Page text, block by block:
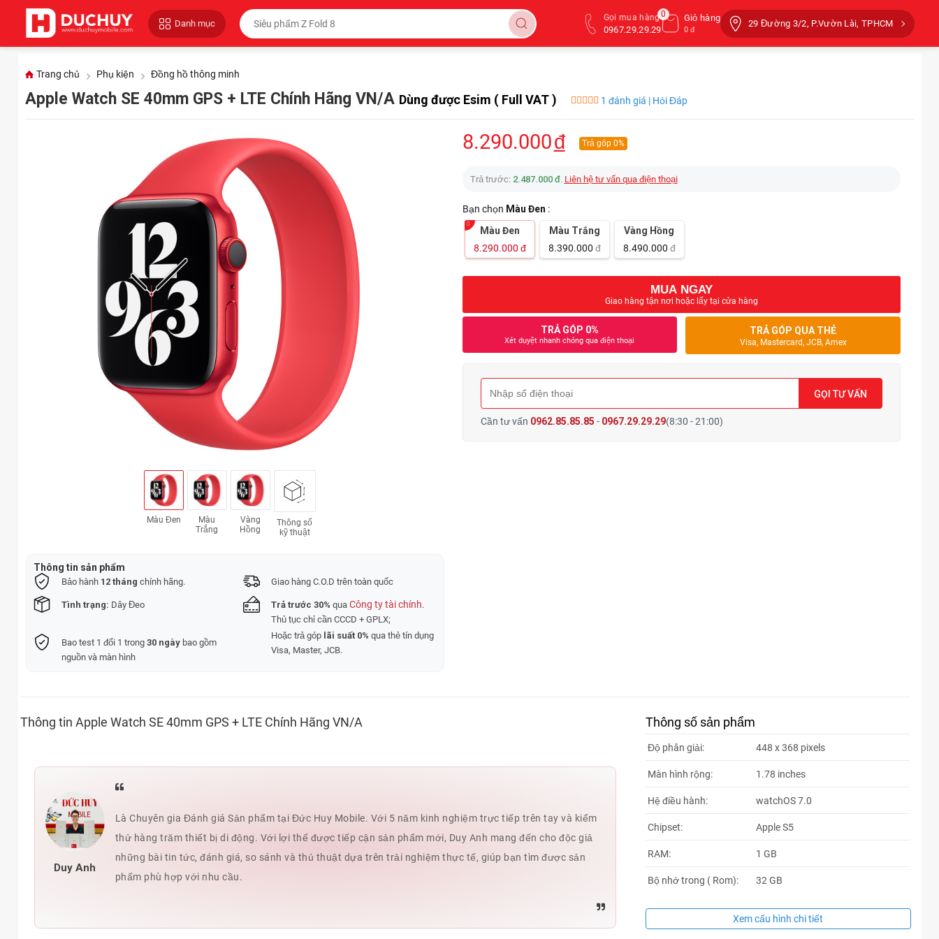
Danh mục
Gọi mua hàng
0967.29.29.29
Giỏ hàng
0 đ
0
29 Đường 3/2, P.Vườn Lài, TPHCM
Trang chủ Phụ kiện Đồng hồ thông minh
Apple Watch SE 40mm GPS + LTE Chính Hãng VN/A Dùng được Esim ( Full VAT ) 1 đánh giá | Hỏi Đáp
Màu Đen
Màu
Trắng
Vàng
Hồng
Thông số
kỹ thuật
Thông tin sản phẩm
Bảo hành12 tháng chính hãng. Giao hàng C.O.D trên toàn quốc
Tình trạng: Dây Đeo Trả trước 30% qua Công ty tài chính.
Thủ tục chỉ cần CCCD + GPLX;
Bao test 1 đổi 1 trong 30 ngàybao gồm
nguồn và màn hình
Hoặc trả góp lãi suất 0% qua thẻ tín dụng
Visa, Master, JCB.
8.290.000đ Trả góp 0%
Trả trước: 2.487.000 đ. Liên hệ tư vấn qua điện thoại
Bạn chọn Màu Đen :
Màu Đen
8.290.000 đ
Màu Trắng
8.390.000 đ
Vàng Hồng
8.490.000 đ
MUA NGAY
Giao hàng tận nơi hoặc lấy tại cửa hàng
TRẢ GÓP 0%
Xét duyệt nhanh chóng qua điện thoại
TRẢ GÓP QUA THẺ
Visa, Mastercard, JCB, Amex
GỌI TƯ VẤN
Cần tư vấn 0962.85.85.85 - 0967.29.29.29(8:30 - 21:00)
Thông tin Apple Watch SE 40mm GPS + LTE Chính Hãng VN/A
Duy Anh
Là Chuyên gia Đánh giá Sản phẩm tại Đức Huy Mobile. Với 5 năm kinh nghiệm trực tiếp trên tay và kiểm
thử hàng trăm thiết bị di động. Với lợi thế được tiếp cận sản phẩm mới, Duy Anh mang đến cho độc giả
những bài tin tức, đánh giá, so sánh và thủ thuật dựa trên trải nghiệm thực tế, giúp bạn tìm được sản
phẩm phù hợp với nhu cầu.
Thông số sản phẩm
Độ phân giải: 448 x 368 pixels
Màn hình rộng: 1.78 inches
Hệ điều hành: watchOS 7.0
Chipset: Apple S5
RAM: 1 GB
Bộ nhớ trong ( Rom): 32 GB
Xem cấu hình chi tiết